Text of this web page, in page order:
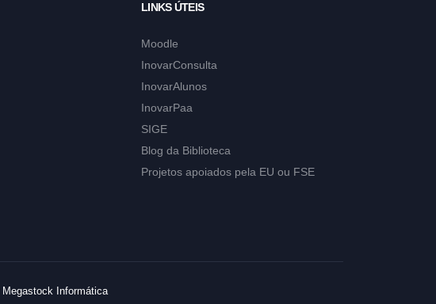
LINKS ÚTEIS
Moodle
InovarConsulta
InovarAlunos
InovarPaa
SIGE
Blog da Biblioteca
Projetos apoiados pela EU ou FSE
Megastock Informática